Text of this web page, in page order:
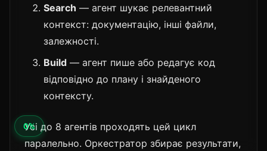
Search — агент шукає релевантний
контекст: документацію, інші файли,
залежності.
Build — агент пише або редагує код
відповідно до плану і знайденого
контексту.
Усі до 8 агентів проходять цей цикл
паралельно. Оркестратор збирає результати,